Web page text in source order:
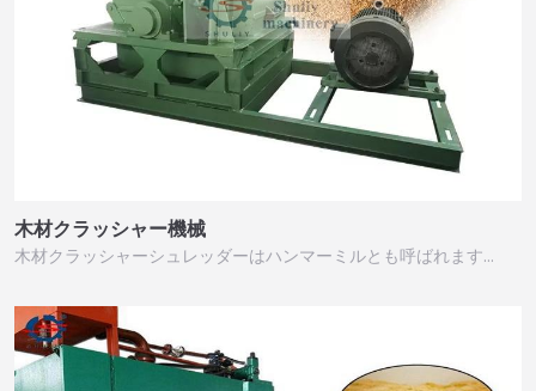
木材クラッシャー機械
木材クラッシャーシュレッダーはハンマーミルとも呼ばれます…